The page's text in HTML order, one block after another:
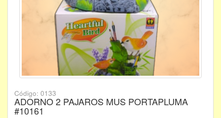
Código: 0133
ADORNO 2 PAJAROS MUS PORTAPLUMA
#10161